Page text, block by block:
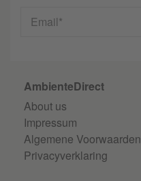
Email*
AmbienteDirect
About us
Impressum
Algemene Voorwaarden
Privacyverklaring